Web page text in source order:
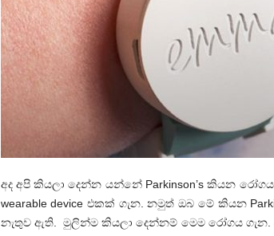
අද අපි කියලා දෙන්න යන්නේ Parkinson’s කියන
wearable device එකක් ගැන. නමුත් ඔබ මේ කියන
නැතුව ඇති. මුලින්ම කියලා දෙන්නම් මෙම රෝගය